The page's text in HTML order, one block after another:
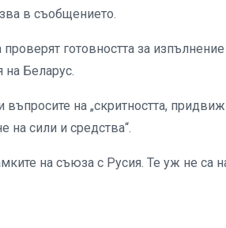
в съобщението.
готовността за
на Беларус.
на „скритността,
на сили и средства“.
на съюза с Русия. Те уж не са